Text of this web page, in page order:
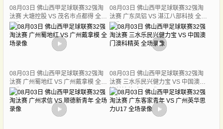
08月03日 佛山西甲足球联赛32强淘
汰赛 大塘控股 VS 茂名市点都得 全场
录像
08月03日 佛山西甲足球联赛32强淘
汰赛 广东凤铝 VS 湛江八部科技 全场
录像
08月03日 佛山西甲足球联赛32强淘
汰赛 广州蜀地红 VS 广州戴拿模 全场
录像
08月03日 佛山西甲足球联赛32强淘
汰赛 三水乐民兴健力宝 VS 中国澳门
澳科精英 全场录像